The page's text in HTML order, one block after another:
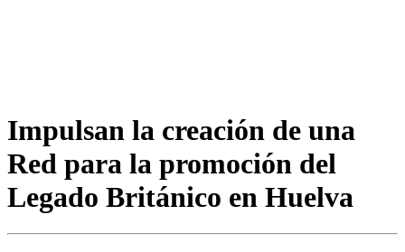
Impulsan la creación de una
Red para la promoción del
Legado Británico en Huelva